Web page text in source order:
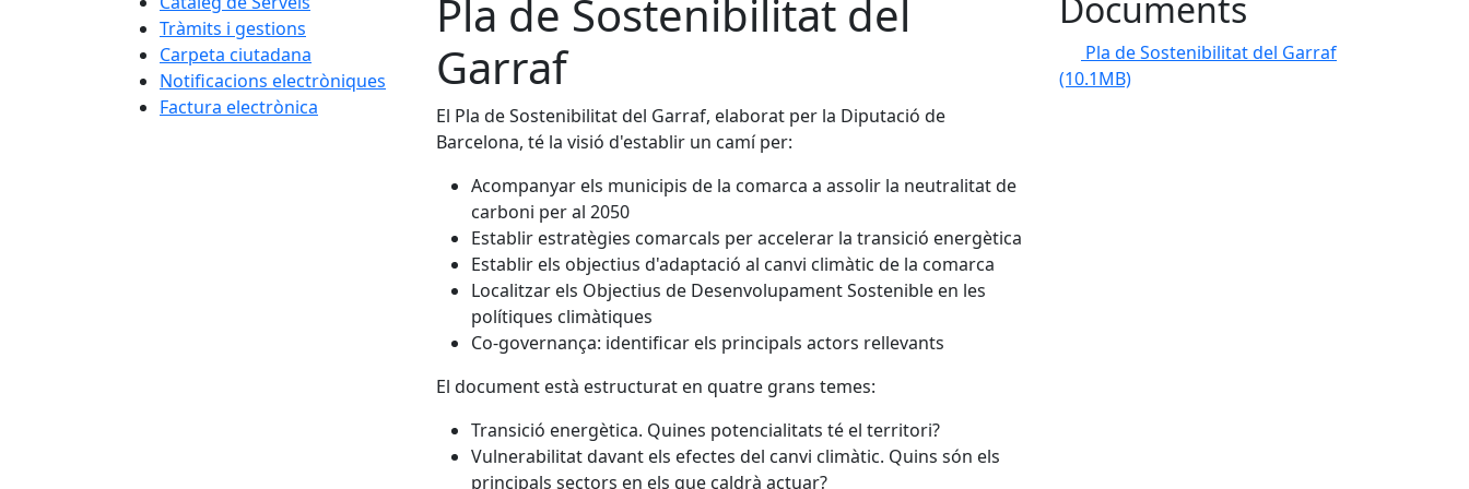
Tràmits i gestions
Carpeta ciutadana
Notificacions electròniques
Factura electrònica
Pla de Sostenibilitat del
Garraf
El Pla de Sostenibilitat del Garraf, elaborat per la Diputació de
Barcelona, té la visió d'establir un camí per:
Acompanyar els municipis de la comarca a assolir la neutralitat de
carboni per al 2050
Establir estratègies comarcals per accelerar la transició energètica
Establir els objectius d'adaptació al canvi climàtic de la comarca
Localitzar els Objectius de Desenvolupament Sostenible en les
polítiques climàtiques
Co-governança: identificar els principals actors rellevants
El document està estructurat en quatre grans temes:
Transició energètica. Quines potencialitats té el territori?
Vulnerabilitat davant els efectes del canvi climàtic. Quins són els
principals sectors en els que caldrà actuar?
Pla de Sostenibilitat del Garraf
(10.1MB)